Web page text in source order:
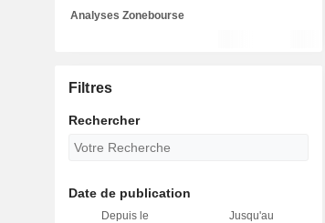
Analyses Zonebourse
Filtres
Rechercher
Date de publication
Depuis le Jusqu'au